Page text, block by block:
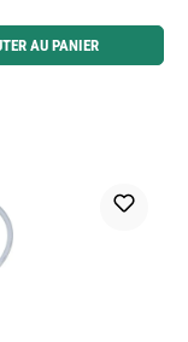
boutons pour augmenter ou
AU PANIER